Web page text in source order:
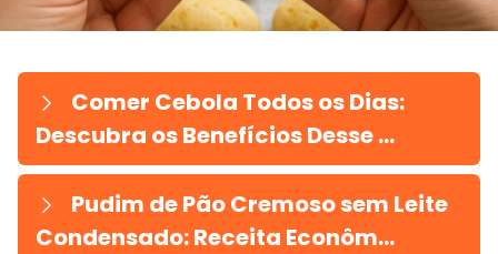
Comer Cebola Todos os Dias:
Descubra os Benefícios Desse ...
Pudim de Pão Cremoso sem Leite
Condensado: Receita Econôm...